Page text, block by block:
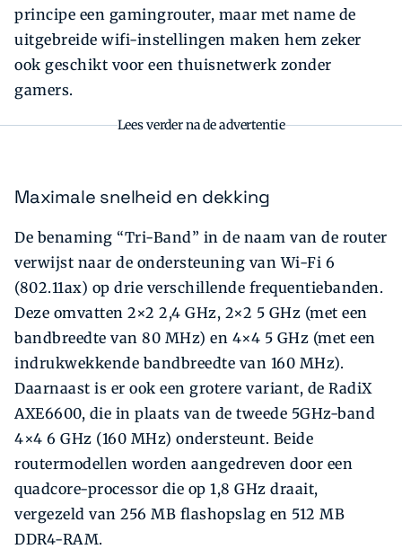
principe een gamingrouter, maar met name de
uitgebreide wifi-instellingen maken hem zeker
ook geschikt voor een thuisnetwerk zonder
gamers.
Lees verder na de advertentie
Maximale snelheid en dekking
De benaming “Tri-Band” in de naam van de router
verwijst naar de ondersteuning van Wi-Fi 6
(802.11ax) op drie verschillende frequentiebanden.
Deze omvatten 2×2 2,4 GHz, 2×2 5 GHz (met een
bandbreedte van 80 MHz) en 4×4 5 GHz (met een
indrukwekkende bandbreedte van 160 MHz).
Daarnaast is er ook een grotere variant, de RadiX
AXE6600, die in plaats van de tweede 5GHz-band
4×4 6 GHz (160 MHz) ondersteunt. Beide
routermodellen worden aangedreven door een
quadcore-processor die op 1,8 GHz draait,
vergezeld van 256 MB flashopslag en 512 MB
DDR4-RAM.